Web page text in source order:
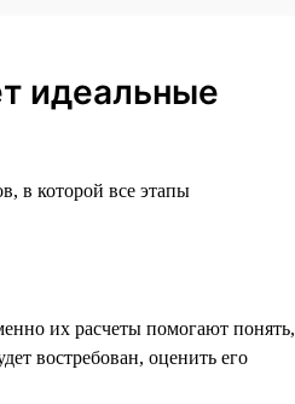
идеальные
в которой все этапы
их расчеты помогают понять,
востребован, оценить его